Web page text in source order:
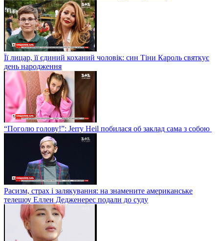
Її лицар, її єдиний коханий чоловік: син Тіни Кароль святкує
день народження
“Поголю голову!”: Jerry Heil побилася об заклад сама з собою
Расизм, страх і залякування: на знамените американське
телешоу Еллен Дедженерес подали до суду